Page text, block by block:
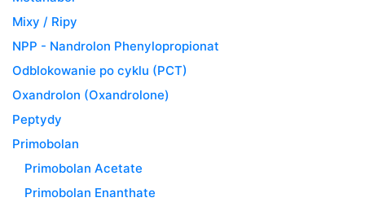
Mixy / Ripy
NPP - Nandrolon Phenylopropionat
Odblokowanie po cyklu (PCT)
Oxandrolon (Oxandrolone)
Peptydy
Primobolan
Primobolan Acetate
Primobolan Enanthate